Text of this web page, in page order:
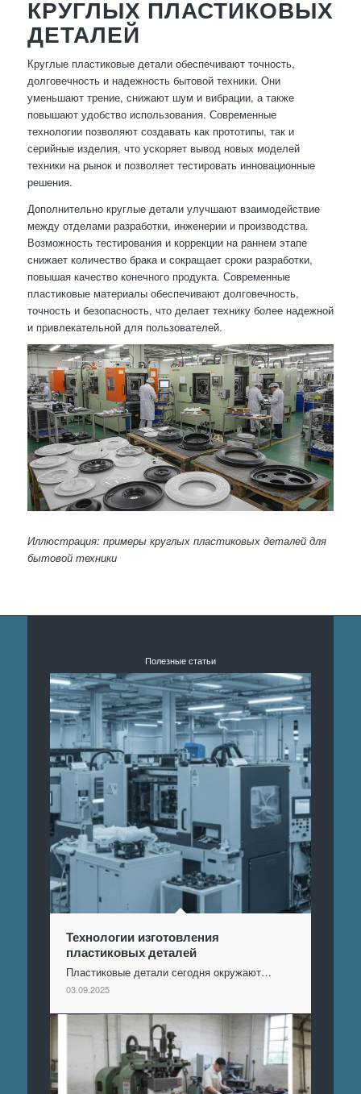
КРУГЛЫХ ПЛАСТИКОВЫХ
ДЕТАЛЕЙ
Круглые пластиковые детали обеспечивают точность,
долговечность и надежность бытовой техники. Они
уменьшают трение, снижают шум и вибрации, а также
повышают удобство использования. Современные
технологии позволяют создавать как прототипы, так и
серийные изделия, что ускоряет вывод новых моделей
техники на рынок и позволяет тестировать инновационные
решения.
Дополнительно круглые детали улучшают взаимодействие
между отделами разработки, инженерии и производства.
Возможность тестирования и коррекции на раннем этапе
снижает количество брака и сокращает сроки разработки,
повышая качество конечного продукта. Современные
пластиковые материалы обеспечивают долговечность,
точность и безопасность, что делает технику более надежной
и привлекательной для пользователей.
Иллюстрация: примеры круглых пластиковых деталей для
бытовой техники
Полезные статьи
Технологии изготовления
пластиковых деталей
Пластиковые детали сегодня окружают…
03.09.2025